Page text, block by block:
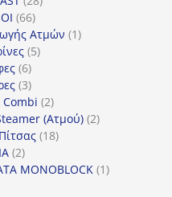
6666
προϊόντα
Ατμών 11
55
66
προϊόντα
33
προϊόντα
22
προϊόντα
(Ατμού) 22
1818
22
προϊόντα
MONOBLOCK 11